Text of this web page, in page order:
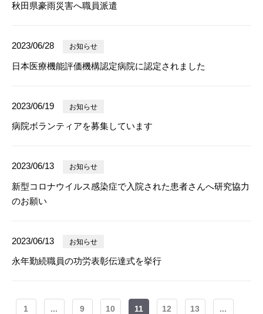
秋田県豪雨災害へ職員派遣
2023/06/28 お知らせ
日本医療機能評価機構認定病院に認定されました
2023/06/19 お知らせ
病院ボランティアを募集しています
2023/06/13 お知らせ
新型コロナウイルス感染症で入院された患者さんへ研究協力
のお願い
2023/06/13 お知らせ
永年勤続職員の功労表彰伝達式を挙行
1 ... 9 10 11 12 13 ...